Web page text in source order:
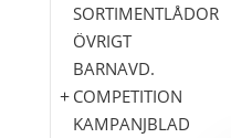
SORTIMENTLÅDOR
ÖVRIGT
BARNAVD.
COMPETITION
KAMPANJBLAD